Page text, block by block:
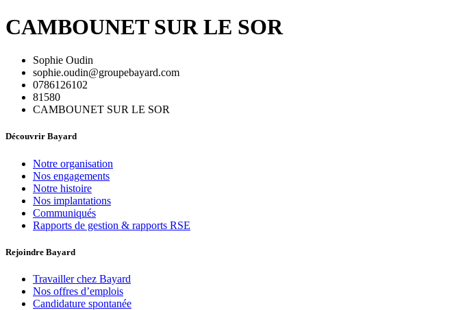
CAMBOUNET SUR LE SOR
Sophie Oudin
sophie.oudin@groupebayard.com
0786126102
81580
CAMBOUNET SUR LE SOR
Découvrir Bayard
Notre organisation
Nos engagements
Notre histoire
Nos implantations
Communiqués
Rapports de gestion & rapports RSE
Rejoindre Bayard
Travailler chez Bayard
Nos offres d’emplois
Candidature spontanée